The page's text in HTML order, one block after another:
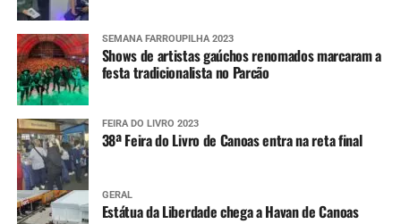
SEMANA FARROUPILHA 2023
Shows de artistas gaúchos renomados marcaram a
festa tradicionalista no Parcão
FEIRA DO LIVRO 2023
38ª Feira do Livro de Canoas entra na reta final
GERAL
Estátua da Liberdade chega a Havan de Canoas